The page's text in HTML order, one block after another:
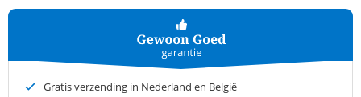
Gratis verzending in Nederland en België